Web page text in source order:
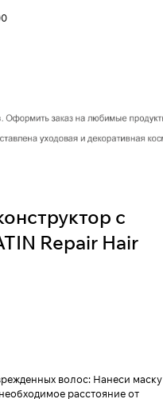
с
Repair Hair
волос: Нанеси маску
расстояние от